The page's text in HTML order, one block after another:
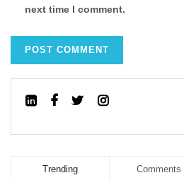
next time I comment.
Trending Comments